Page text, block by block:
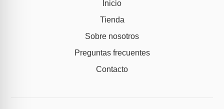
Inicio
Tienda
Sobre nosotros
Preguntas frecuentes
Contacto